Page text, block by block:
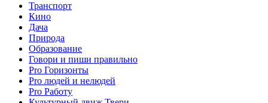
Транспорт
Кино
Дача
Природа
Образование
Говори и пиши правильно
Pro Горизонты
Pro людей и нелюдей
Pro Работу